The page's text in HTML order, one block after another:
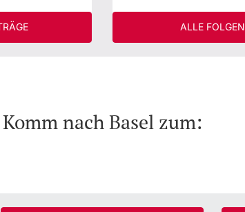
ALLE FOLGEN
Komm nach Basel zum: